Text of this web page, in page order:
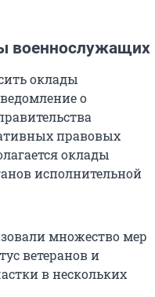
военнослужащих
оклады
о
правовых
оклады
исполнительной
множество мер
ветеранов и
в нескольких